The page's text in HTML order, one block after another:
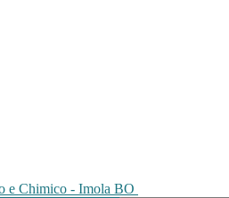
e Chimico - Imola BO